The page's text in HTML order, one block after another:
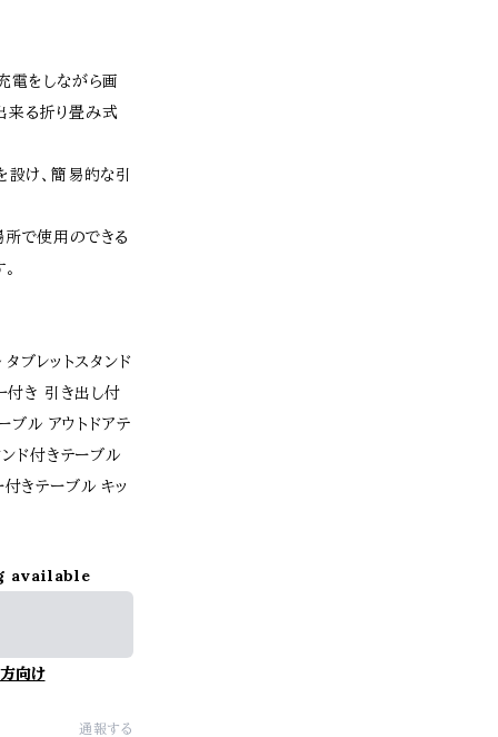
電をしながら画
来る折り畳み式
設け、簡易的な引
で使用のできる
ブレットスタンド
付き 引き出し付
ル アウトドアテ
ド付きテーブル
きテーブル キッ
available
向け
通報する